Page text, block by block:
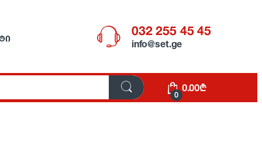
032 255 45 45
info@set.ge
0
0.00₾